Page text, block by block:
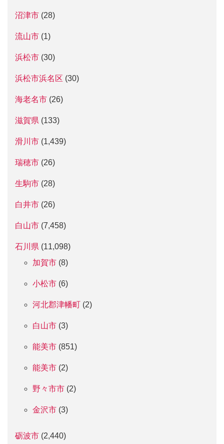
沼津市 (28)
流山市 (1)
浜松市 (30)
浜松市浜名区 (30)
海老名市 (26)
滋賀県 (133)
滑川市 (1,439)
瑞穂市 (26)
生駒市 (28)
白井市 (26)
白山市 (7,458)
石川県 (11,098)
加賀市 (8)
小松市 (6)
河北郡津幡町 (2)
白山市 (3)
能美市 (851)
能美市 (2)
野々市市 (2)
金沢市 (3)
砺波市 (2,440)